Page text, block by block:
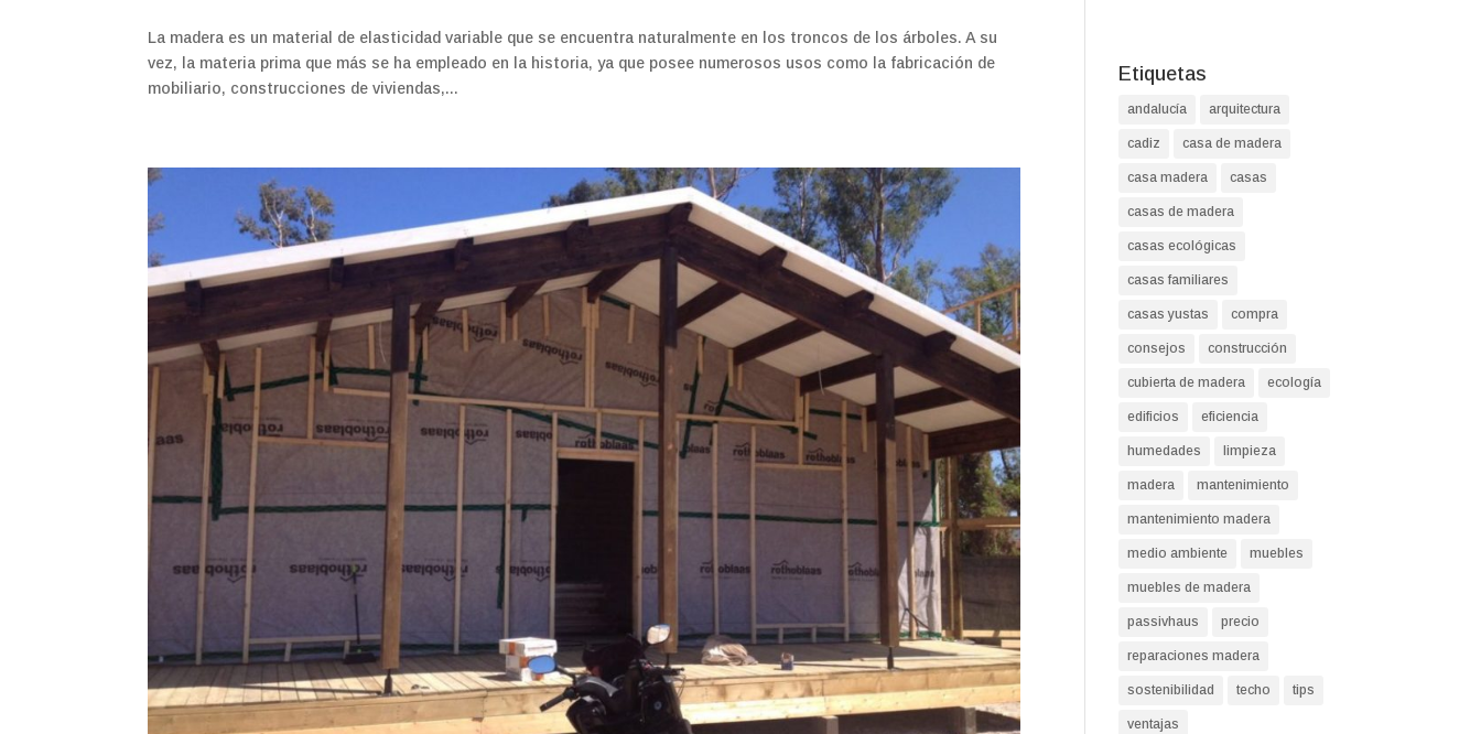
La madera es un material de elasticidad variable que se encuentra naturalmente en los troncos de los árboles. A su
vez, la materia prima que más se ha empleado en la historia, ya que posee numerosos usos como la fabricación de
mobiliario, construcciones de viviendas,...
Etiquetas
andalucía arquitectura
cadiz casa de madera
casa madera casas
casas de madera
casas ecológicas
casas familiares
casas yustas compra
consejos construcción
cubierta de madera ecología
edificios eficiencia
humedades limpieza
madera mantenimiento
mantenimiento madera
medio ambiente muebles
muebles de madera
passivhaus precio
reparaciones madera
sostenibilidad techo tips
ventajas